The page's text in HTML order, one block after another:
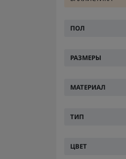
ПОЛ
РАЗМЕРЫ
МАТЕРИАЛ
ТИП
ЦВЕТ